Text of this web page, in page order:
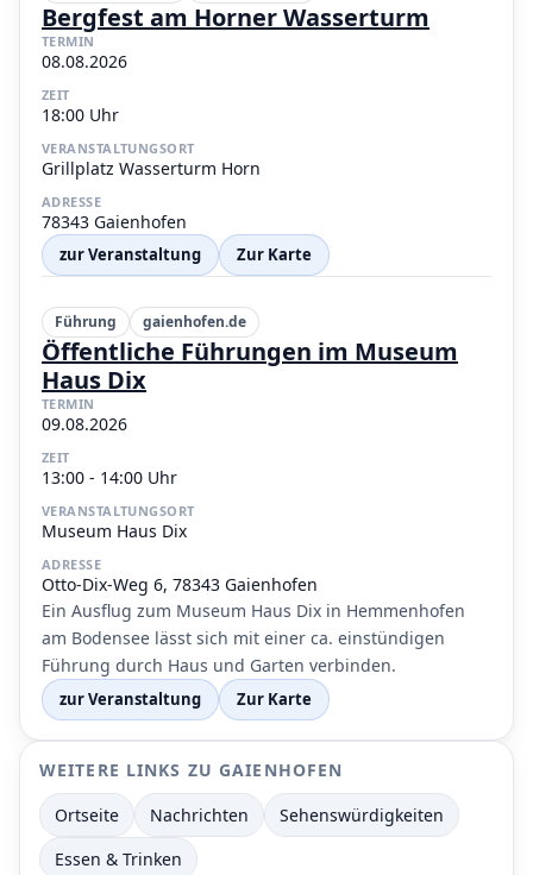
Bergfest am Horner Wasserturm
TERMIN
08.08.2026
ZEIT
18:00 Uhr
VERANSTALTUNGSORT
Grillplatz Wasserturm Horn
ADRESSE
78343 Gaienhofen
zur Veranstaltung Zur Karte
Führung gaienhofen.de
Öffentliche Führungen im Museum
Haus Dix
TERMIN
09.08.2026
ZEIT
13:00 - 14:00 Uhr
VERANSTALTUNGSORT
Museum Haus Dix
ADRESSE
Otto-Dix-Weg 6, 78343 Gaienhofen
Ein Ausflug zum Museum Haus Dix in Hemmenhofen
am Bodensee lässt sich mit einer ca. einstündigen
Führung durch Haus und Garten verbinden.
zur Veranstaltung Zur Karte
WEITERE LINKS ZU GAIENHOFEN
Ortseite
Nachrichten
Sehenswürdigkeiten
Essen & Trinken